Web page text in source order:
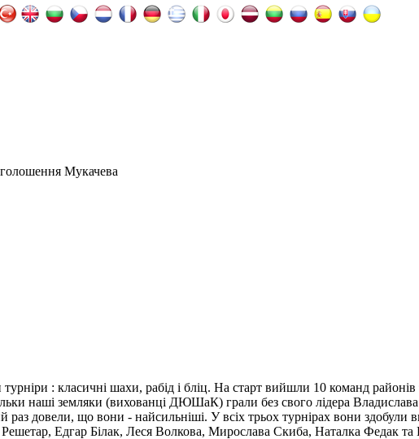
Мукачева
: класичні шахи, рабід і бліц. На старт вийшли 10 команд
наші земляки (вихованці ДЮШаК) грали без свого лідера Владислава
раз довели, що вони - найсильніші. У всіх трьох турнірах вони
Едгар Білак, Леся Волкова, Мирослава Скиба, Наталка Федак